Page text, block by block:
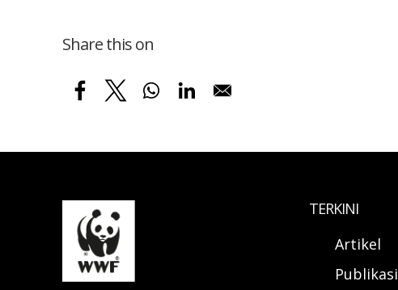
Share this on
TERKINI
Artikel
Publikasi